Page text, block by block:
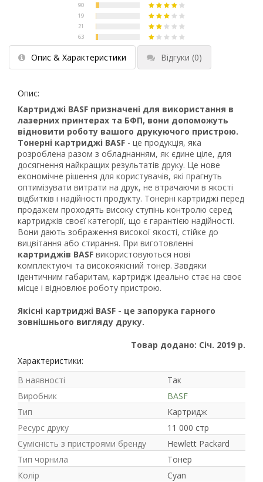
19
21
63
Опис & Характеристики Відгуки (0)
Опис:
Картриджі BASF призначені для використання в
лазерних принтерах та БФП, вони допоможуть
відновити роботу вашого друкуючого пристрою.
Тонерні картриджі BASF - це продукція, яка
розроблена разом з обладнанням, як єдине ціле, для
досягнення найкращих результатів друку. Це нове
економічне рішення для користувачів, які прагнуть
оптимізувати витрати на друк, не втрачаючи в якості
відбитків і надійності продукту. Тонерні картриджі перед
продажем проходять високу ступінь контролю серед
картриджів своєї категорії, що є гарантією надійності.
Вони дають зображення високої якості, стійке до
вицвітання або стирання. При виготовленні
картриджів BASF використовуються нові
комплектуючі та високоякісний тонер. Завдяки
ідентичним габаритам, картридж ідеально стає на своє
місце і відновлює роботу пристрою.
Якісні картриджі BASF - це запорука гарного
зовнішнього вигляду друку.
Товар додано: Січ. 2019 р.
Характеристики:
В наявності
Так
Виробник
BASF
Тип
Картридж
Ресурс друку
11 000 стр
Сумісність з пристроями бренду
Hewlett Packard
Тип чорнила
Тонер
Колір
Cyan